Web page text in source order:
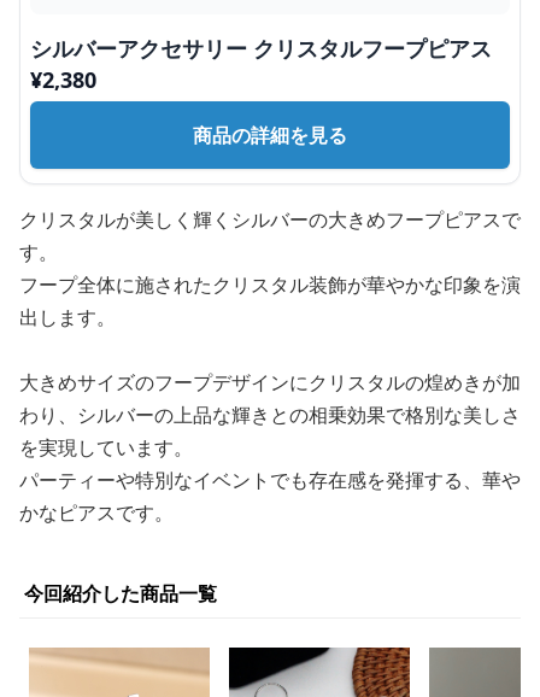
シルバーアクセサリー クリスタルフープピアス
¥2,380
商品の詳細を見る
クリスタルが美しく輝くシルバーの大きめフープピアスで
す。
フープ全体に施されたクリスタル装飾が華やかな印象を演
出します。
大きめサイズのフープデザインにクリスタルの煌めきが加
わり、シルバーの上品な輝きとの相乗効果で格別な美しさ
を実現しています。
パーティーや特別なイベントでも存在感を発揮する、華や
かなピアスです。
今回紹介した商品一覧